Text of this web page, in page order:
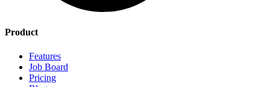
Product
Features
Job Board
Pricing